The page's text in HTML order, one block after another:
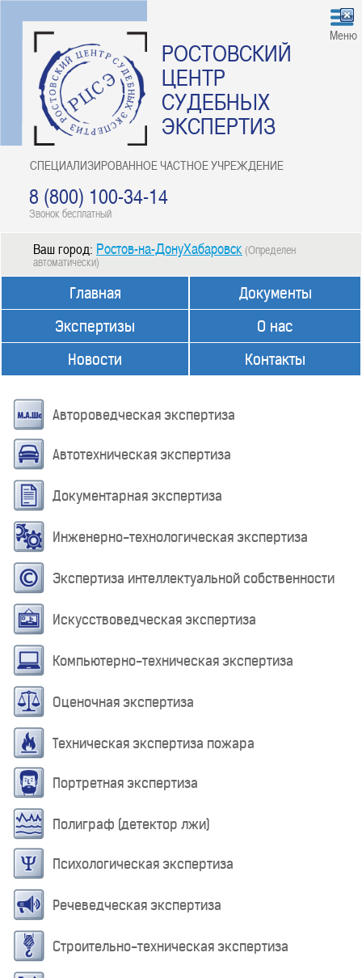
РОСТОВСКИЙ
ЦЕНТР
СУДЕБНЫХ
ЭКСПЕРТИЗ
СПЕЦИАЛИЗИРОВАННОЕ ЧАСТНОЕ УЧРЕЖДЕНИЕ
8 (800) 100-34-14
Звонок бесплатный
Меню
Ваш город: Ростов-на-ДонуХабаровск (Определен
автоматически)
Главная
Экспертизы
Новости
Документы
О нас
Контакты
Автороведческая экспертиза
Автотехническая экспертиза
Документарная экспертиза
Инженерно-технологическая экспертиза
Экспертиза интеллектуальной собственности
Искусствоведческая экспертиза
Компьютерно-техническая экспертиза
Оценочная экспертиза
Техническая экспертиза пожара
Портретная экспертиза
Полиграф (детектор лжи)
Психологическая экспертиза
Речеведческая экспертиза
Строительно-техническая экспертиза